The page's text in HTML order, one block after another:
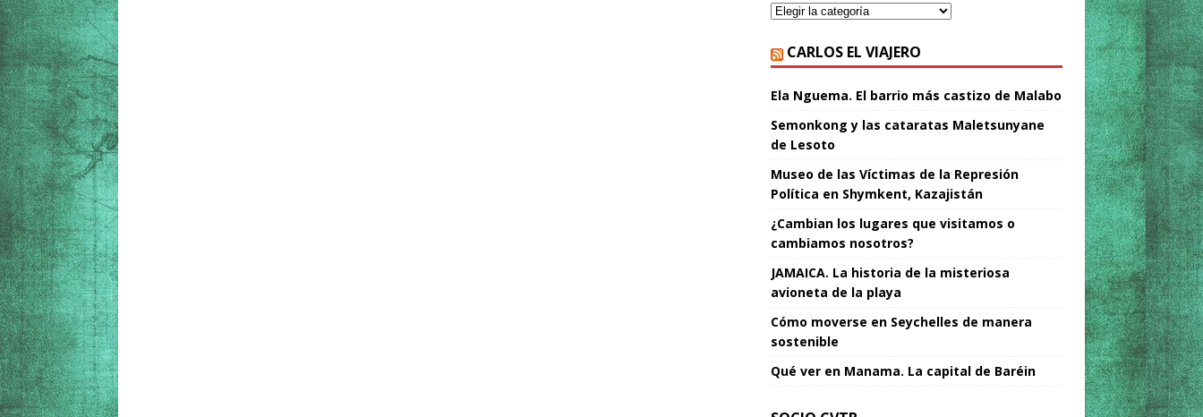
CARLOS EL VIAJERO
Ela Nguema. El barrio más castizo de Malabo
Semonkong y las cataratas Maletsunyane
de Lesoto
Museo de las Víctimas de la Represión
Política en Shymkent, Kazajistán
¿Cambian los lugares que visitamos o
cambiamos nosotros?
JAMAICA. La historia de la misteriosa
avioneta de la playa
Cómo moverse en Seychelles de manera
sostenible
Qué ver en Manama. La capital de Baréin